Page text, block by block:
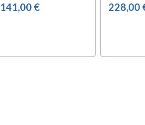
141,00 € 228,00